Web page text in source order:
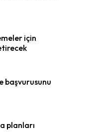
için
başvurusunu
planları